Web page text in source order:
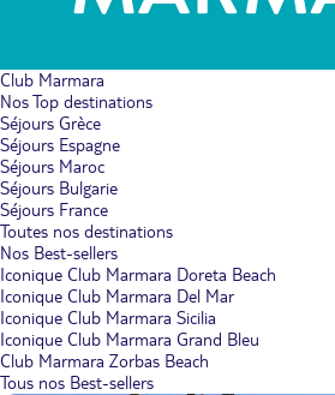
Club Marmara
Nos Top destinations
Séjours Grèce
Séjours Espagne
Séjours Maroc
Séjours Bulgarie
Séjours France
Toutes nos destinations
Nos Best-sellers
Iconique Club Marmara Doreta Beach
Iconique Club Marmara Del Mar
Iconique Club Marmara Sicilia
Iconique Club Marmara Grand Bleu
Club Marmara Zorbas Beach
Tous nos Best-sellers